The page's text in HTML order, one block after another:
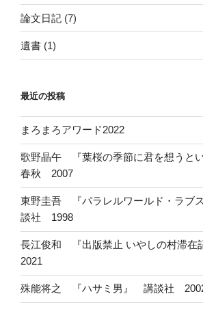
論文日記 (7)
遺書 (1)
最近の投稿
まろまろアワード2022
歌野晶午 『葉桜の季節に君を想うと
春秋 2007
東野圭吾 『パラレルワールド・ラブ
談社 1998
長江俊和 『出版禁止 いやしの村滞
2021
殊能将之 『ハサミ男』 講談社